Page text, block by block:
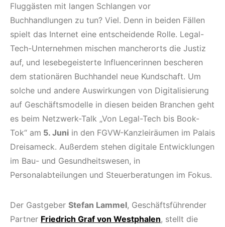
Fluggästen mit langen Schlangen vor
Buchhandlungen zu tun? Viel. Denn in beiden Fällen
spielt das Internet eine entscheidende Rolle. Legal-
Tech-Unternehmen mischen mancherorts die Justiz
auf, und lesebegeisterte Influencerinnen bescheren
dem stationären Buchhandel neue Kundschaft. Um
solche und andere Auswirkungen von Digitalisierung
auf Geschäftsmodelle in diesen beiden Branchen geht
es beim Netzwerk-Talk „Von Legal-Tech bis Book-
Tok“ am 5. Juni in den FGVW-Kanzleiräumen im Palais
Dreisameck. Außerdem stehen digitale Entwicklungen
im Bau- und Gesundheitswesen, in
Personalabteilungen und Steuerberatungen im Fokus.
Der Gastgeber Stefan Lammel, Geschäftsführender
Partner Friedrich Graf von Westphalen, stellt die